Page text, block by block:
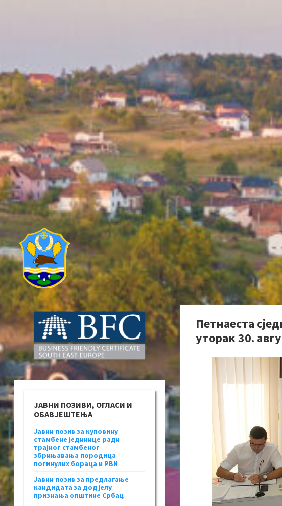
Петнаеста
уторак 30.
ЈАВНИ ПОЗИВИ, ОГЛАСИ И
ОБАВЈЕШТЕЊА
Јавни позив за куповину
стамбене јединице ради
трајног стамбеног
збрињавања породица
погинулих бораца и РВИ
Јавни позив за предлагање
кандидата за додјелу
признања општине Србац